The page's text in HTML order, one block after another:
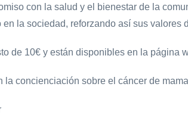
con la salud y el bienestar de la
la sociedad, reforzando así sus valores
de 10€ y están disponibles en la página
concienciación sobre el cáncer de